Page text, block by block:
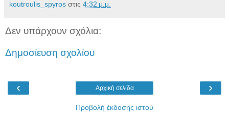
koutroulis_spyros στις 4:32 μ.μ.
Δεν υπάρχουν σχόλια:
Δημοσίευση σχολίου
‹ ›
Αρχική σελίδα
Προβολή έκδοσης ιστού